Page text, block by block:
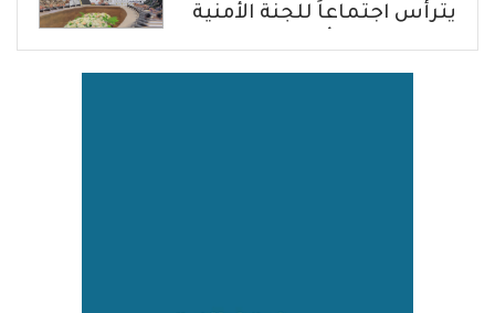
يترأس اجتماعاً للجنة الأمنية